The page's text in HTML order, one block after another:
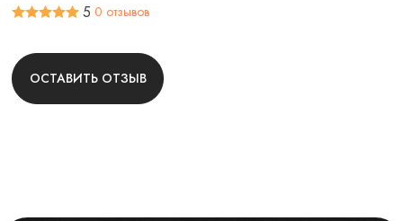
5 0 отзывов
ОСТАВИТЬ ОТЗЫВ